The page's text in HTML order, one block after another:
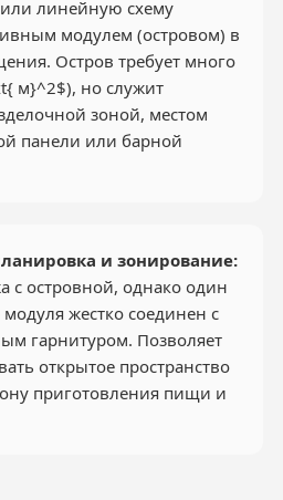
линейную схему
модулем (островом) в
Остров требует много
м}^2$), но служит
зоной, местом
панели или барной
и зонирование:
с островной, однако один
жестко соединен с
гарнитуром. Позволяет
открытое пространство
приготовления пищи и